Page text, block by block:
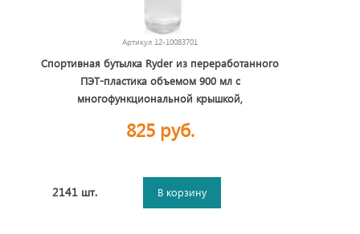
Артикул 12-10083701
Спортивная бутылка Ryder из переработанного
ПЭТ-пластика объемом 900 мл с
многофункциональной крышкой,
825 руб.
2141 шт. В корзину